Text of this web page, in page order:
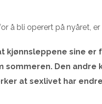
å bli operert på nyåret,
kjønnsleppene sine er
sommeren. Den andre
at sexlivet har